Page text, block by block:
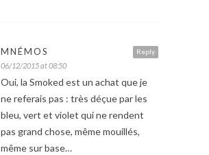
Reply
MNÉMOS
06/12/2015 at 08:50
Oui, la Smoked est un achat que je
ne referais pas : très déçue par les
bleu, vert et violet qui ne rendent
pas grand chose, même mouillés,
même sur base…